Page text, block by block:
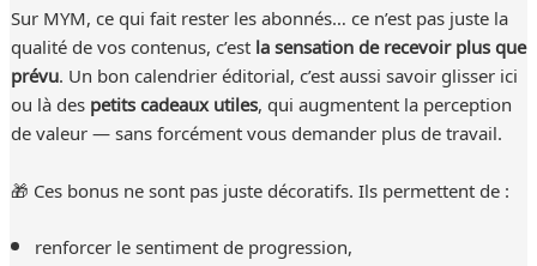
Sur MYM, ce qui fait rester les abonnés… ce n’est pas juste la
qualité de vos contenus, c’estla sensation de recevoir plus que
prévu. Un bon calendrier éditorial, c’est aussi savoir glisser ici
ou là despetits cadeaux utiles, qui augmentent la perception
de valeur — sans forcément vous demander plus de travail.
🎁 Ces bonus ne sont pas juste décoratifs. Ils permettent de :
renforcer le sentiment de progression,